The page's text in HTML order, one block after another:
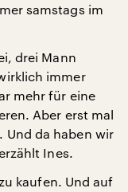
samstags im
drei Mann
immer
mehr für eine
Aber erst mal
Und da haben wir
Ines.
kaufen. Und auf